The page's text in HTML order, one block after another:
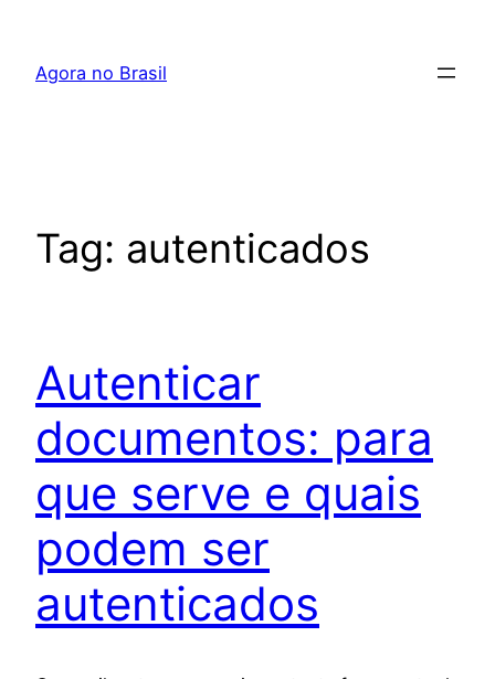
Agora no Brasil
Tag: autenticados
Autenticar
documentos: para
que serve e quais
podem ser
autenticados